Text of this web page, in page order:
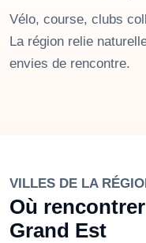
Vélo, course, clubs
La région relie
envies de rencontre.
VILLES DE LA
Où
Grand Est